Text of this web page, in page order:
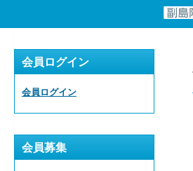
会員ログイン
会員ログイン
会員募集